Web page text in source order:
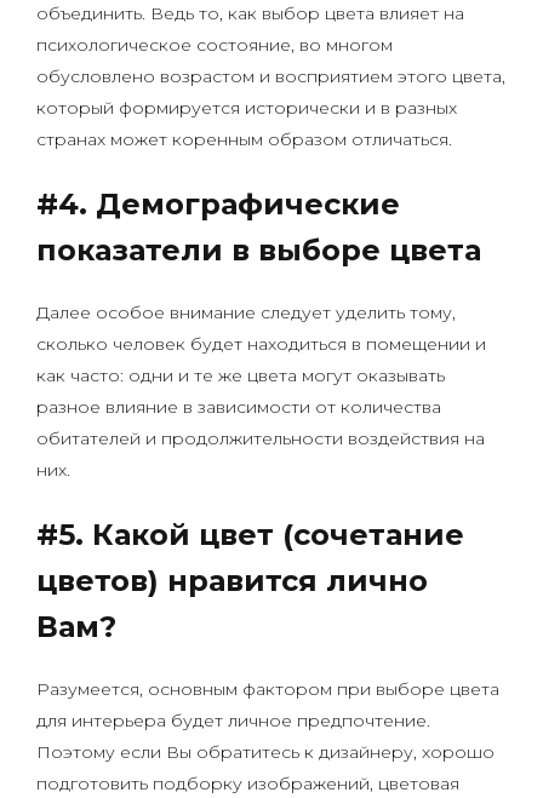
объединить. Ведь то, как выбор цвета влияет на
психологическое состояние, во многом
обусловлено возрастом и восприятием этого цвета,
который формируется исторически и в разных
странах может коренным образом отличаться.
#4. Демографические
показатели в выборе цвета
Далее особое внимание следует уделить тому,
сколько человек будет находиться в помещении и
как часто: одни и те же цвета могут оказывать
разное влияние в зависимости от количества
обитателей и продолжительности воздействия на
них.
#5. Какой цвет (сочетание
цветов) нравится лично
Вам?
Разумеется, основным фактором при выборе цвета
для интерьера будет личное предпочтение.
Поэтому если Вы обратитесь к дизайнеру, хорошо
подготовить подборку изображений, цветовая